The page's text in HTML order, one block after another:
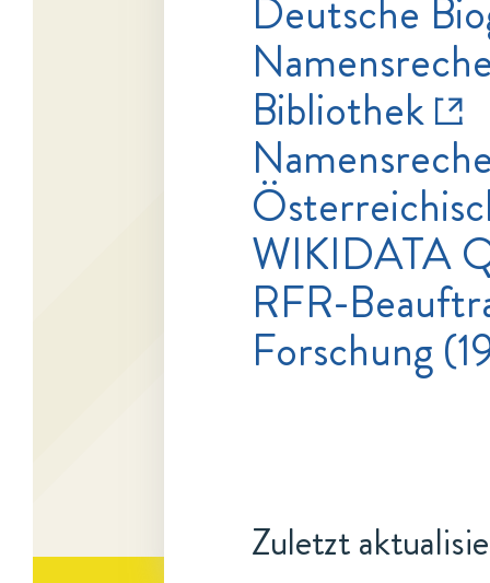
Deutsche
Bibliothek
WIKIDATA
RFR-
Forschung
Zuletzt